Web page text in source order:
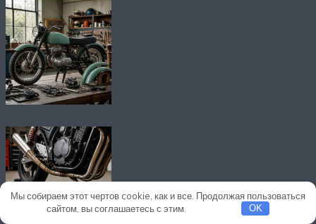
Мы собираем этот чертов cookie, как и все. Продолжая пользоваться
сайтом, вы соглашаетесь с этим.
OK